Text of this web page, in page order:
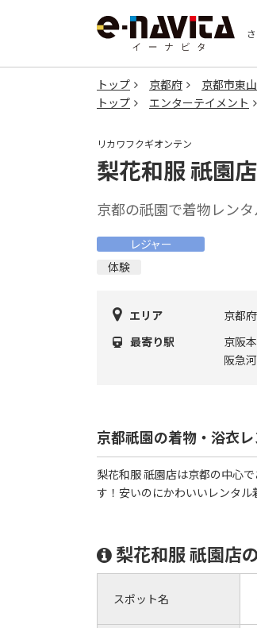
トップ 京都府 京都市東
トップ
エンターテイメント
リカワフクギオンテン
梨花和服 祇園店
京都の祇園で着物レン
レジャー
体験
エリア
京都
最寄り駅
京阪
阪急
京都祇園の着物・浴衣レ
梨花和服 祇園店は京都の中心
す！安いのにかわいいレンタ
梨花和服 祇園店
スポット名